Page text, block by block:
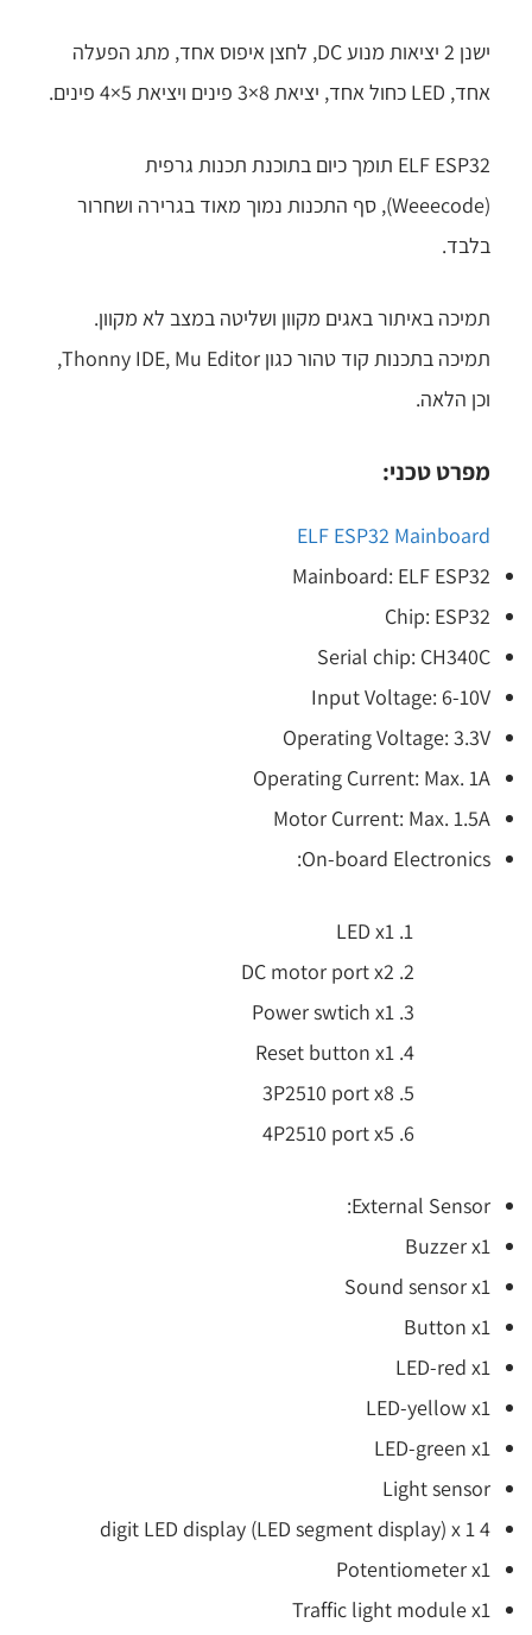
ישנן 2 יציאות מנוע DC, לחצן איפוס אחד, מתג הפעלה
אחד, LED כחול אחד, יציאת 8×3 פינים ויציאת 5×4 פינים.
ELF ESP32 תומך כיום בתוכנת תכנות גרפית
(Weeecode), סף התכנות נמוך מאוד בגרירה ושחרור
בלבד.
תמיכה באיתור באגים מקוון ושליטה במצב לא מקוון.
תמיכה בתכנות קוד טהור כגון Thonny IDE, Mu Editor,
וכן הלאה.
מפרט טכני:
ELF ESP32 Mainboard
Mainboard: ELF ESP32
Chip: ESP32
Serial chip: CH340C
Input Voltage: 6-10V
Operating Voltage: 3.3V
Operating Current: Max. 1A
Motor Current: Max. 1.5A
On-board Electronics:
LED x1
DC motor port x2
Power swtich x1
Reset button x1
3P2510 port x8
4P2510 port x5
External Sensor:
Buzzer x1
Sound sensor x1
Button x1
LED-red x1
LED-yellow x1
LED-green x1
Light sensor
4 digit LED display (LED segment display) x 1
Potentiometer x1
Traffic light module x1